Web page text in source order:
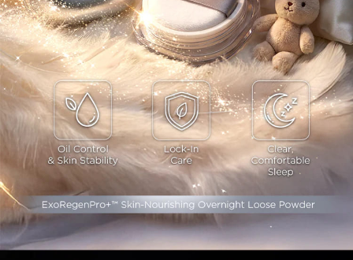
2. Melalui pautan SMS untuk membuka bil, anda boleh memilih untuk
membayar melalui "Kod bar kedai serbaneka / Kedai rasmi Taiwan
Mobile / Pemindahan bank / Pembayaran J街口 / iPASS MONEY" dan
saluran lain.
【Nota Penting】
1. Perkhidmatan ini disediakan oleh "Taiwan Mobile Co., Ltd." untuk
membolehkan pengguna membeli produk atau perkhidmatan melalui
perkhidmatan ini semasa transaksi, dan kedai akan menyerahkan hak
tuntutan harga jual/beli ansuran kepada syarikat ini untuk membayar bil
menggunakan bil syarikat ini.
2. Berdasarkan tujuan kontrak persetujuan pembayaran menggunakan
"Pembayaran Ansuran Gogo", kedai akan memberikan maklumat peribadi
anda (termasuk nama, telefon atau alamat) kepada Taiwan Mobile untuk
pengumpulan, pemprosesan dan penggunaan, untuk pengesahan,
semakan dan pembetulan data yang diperlukan untuk bil ansuran oleh
Taiwan Mobile.
3. Sila baca syarat perkhidmatan pengguna secara lengkap melalui